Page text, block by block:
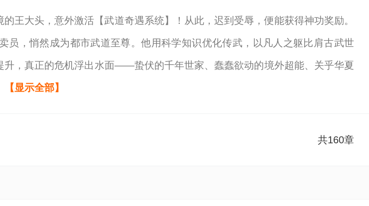
王大头，意外激活【武道奇遇系统】！从此，迟到受辱，便能获得神功奖励。
，悄然成为都市武道至尊。他用科学知识优化传武，以凡人之躯比肩古武世
升，真正的危机浮出水面——蛰伏的千年世家、蠢蠢欲动的境外超能、关乎华夏
学提供，如果您喜欢迟到一分钟，武道开龙门守中不屈最新章节，请分享给您
【显示全部】
共160章